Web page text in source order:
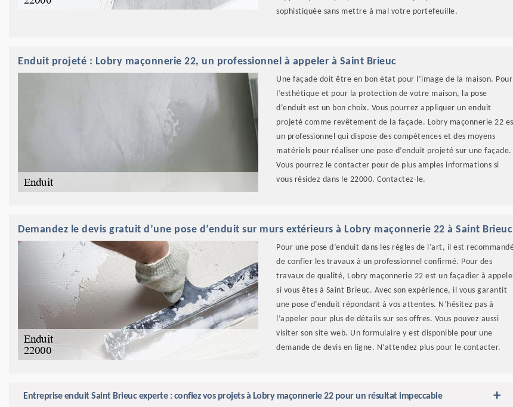
sophistiquée sans mettre à mal votre portefeuille.
Enduit projeté : Lobry maçonnerie 22, un professionnel à appeler à Saint Brieuc
Une façade doit être en bon état pour l’image de la maison. Pour
l’esthétique et pour la protection de votre maison, la pose
d’enduit est un bon choix. Vous pourrez appliquer un enduit
projeté comme revêtement de la façade. Lobry maçonnerie 22
un professionnel qui dispose des compétences et des moyens
matériels pour réaliser une pose d’enduit projeté sur une façade.
Vous pourrez le contacter pour de plus amples informations si
vous résidez dans le 22000. Contactez-le.
Demandez le devis gratuit d’une pose d’enduit sur murs extérieurs à Lobry maçonnerie 22 à Saint Brieuc
Pour une pose d’enduit dans les règles de l’art, il est
de confier les travaux à un professionnel confirmé. Pour des
travaux de qualité, Lobry maçonnerie 22 est un façadier à
si vous êtes à Saint Brieuc. Avec son expérience, il vous garantit
une pose d’enduit répondant à vos attentes. N’hésitez pas à
l’appeler pour plus de détails sur ses offres. Vous pouvez aussi
visiter son site web. Un formulaire y est disponible pour une
demande de devis en ligne. N’attendez plus pour le contacter.
Entreprise enduit Saint Brieuc experte : confiez vos projets à Lobry maçonnerie 22 pour un résultat impeccable